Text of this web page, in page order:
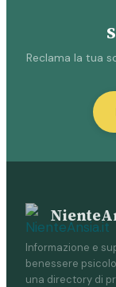
Reclama la tua
Informazione e
benessere
una directory di